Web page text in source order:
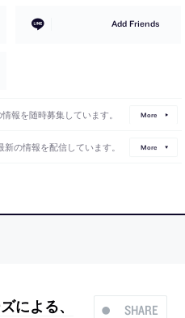
Add Friends
報を随時募集しています。 More
の情報を配信しています。 More
SHARE
による、